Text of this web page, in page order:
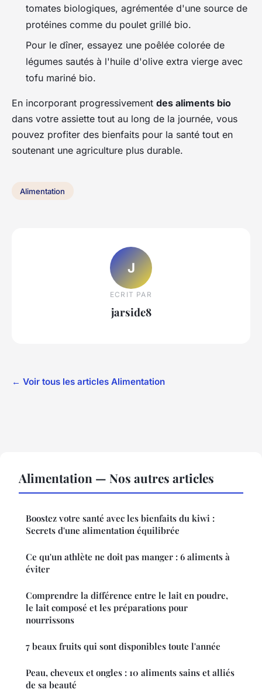
tomates biologiques, agrémentée d'une source de
protéines comme du poulet grillé bio.
Pour le dîner, essayez une poêlée colorée de
légumes sautés à l'huile d'olive extra vierge avec
tofu mariné bio.
En incorporant progressivement des aliments bio
dans votre assiette tout au long de la journée, vous
pouvez profiter des bienfaits pour la santé tout en
soutenant une agriculture plus durable.
Alimentation
J
ECRIT PAR
jarside8
← Voir tous les articles Alimentation
Alimentation — Nos autres articles
Boostez votre santé avec les bienfaits du kiwi :
Secrets d'une alimentation équilibrée
Ce qu'un athlète ne doit pas manger : 6 aliments à
éviter
Comprendre la différence entre le lait en poudre,
le lait composé et les préparations pour
nourrissons
7 beaux fruits qui sont disponibles toute l'année
Peau, cheveux et ongles : 10 aliments sains et alliés
de sa beauté